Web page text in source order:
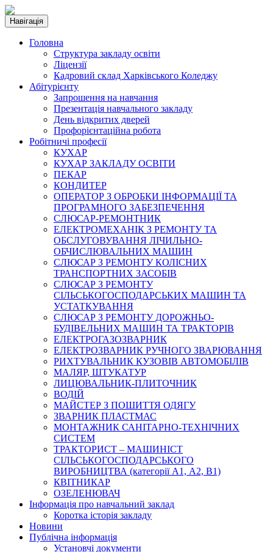
Навігація
Головна
Структура закладу освіти
Ліцензії
Кадровий склад Харківського Коледжу
Абітурієнту
Запрошення на навчання
Презентація навчального закладу
День відкритих дверей
Профорієнтаційна робота
Робітничі професії
КУХАР
КУХАР ЗАКЛАДУ ОСВІТИ
ПЕКАР
КОНДИТЕР
ОПЕРАТОР З ОБРОБКИ ІНФОРМАЦІЇ ТА
ПРОГРАМНОГО ЗАБЕЗПЕЧЕННЯ
СЛЮСАР-РЕМОНТНИК
ЕЛЕКТРОМЕХАНІК З РЕМОНТУ ТА
ОБСЛУГОВУВАННЯ ЛІЧИЛЬНО-
ОБЧИСЛЮВАЛЬНИХ МАШИН
СЛЮСАР З РЕМОНТУ КОЛІСНИХ
ТРАНСПОРТНИХ ЗАСОБІВ
СЛЮСАР З РЕМОНТУ
СІЛЬСЬКОГОСПОДАРСЬКИХ МАШИН ТА
УСТАТКУВАННЯ
СЛЮСАР З РЕМОНТУ ДОРОЖНЬО-
БУДІВЕЛЬНИХ МАШИН ТА ТРАКТОРІВ
ЕЛЕКТРОГАЗОЗВАРНИК
ЕЛЕКТРОЗВАРНИК РУЧНОГО ЗВАРЮВАННЯ
РИХТУВАЛЬНИК КУЗОВІВ АВТОМОБІЛІВ
МАЛЯР, ШТУКАТУР
ЛИЦЮВАЛЬНИК-ПЛИТОЧНИК
ВОДІЙ
МАЙСТЕР З ПОШИТТЯ ОДЯГУ
ЗВАРНИК ПЛАСТМАС
МОНТАЖНИК САНІТАРНО-ТЕХНІЧНИХ
СИСТЕМ
ТРАКТОРИСТ – МАШИНІСТ
СІЛЬСЬКОГОСПОДАРСЬКОГО
ВИРОБНИЦТВА (категорії А1, А2, В1)
КВІТНИКАР
ОЗЕЛЕНЮВАЧ
Інформація про навчальний заклад
Коротка історія закладу
Новини
Публічна інформація
Установчі документи